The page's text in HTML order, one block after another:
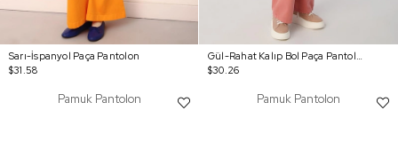
Sarı-İspanyol Paça Pantolon
$31.58
Gül-Rahat Kalıp Bol Paça Pantolon
$30.26
Pamuk Pantolon Pamuk Pantolon